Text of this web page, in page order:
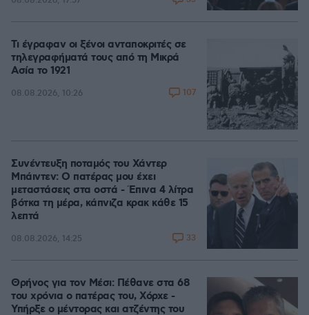
Τι έγραφαν οι ξένοι ανταποκριτές σε
τηλεγραφήματά τους από τη Μικρά
Ασία το 1921
08.08.2026, 10:26 107
Συνέντευξη ποταμός του Χάντερ
Μπάιντεν: Ο πατέρας μου έχει
μεταστάσεις στα οστά - Έπινα 4 λίτρα
βότκα τη μέρα, κάπνιζα κρακ κάθε 15
λεπτά
08.08.2026, 14:25 33
Θρήνος για τον Μέσι: Πέθανε στα 68
του χρόνια ο πατέρας του, Χόρχε -
Υπήρξε ο μέντορας και ατζέντης του